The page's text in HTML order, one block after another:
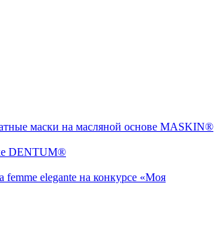
маски на масляной основе MASKIN®
DENTUM®
femme elegante на конкурсе «Моя